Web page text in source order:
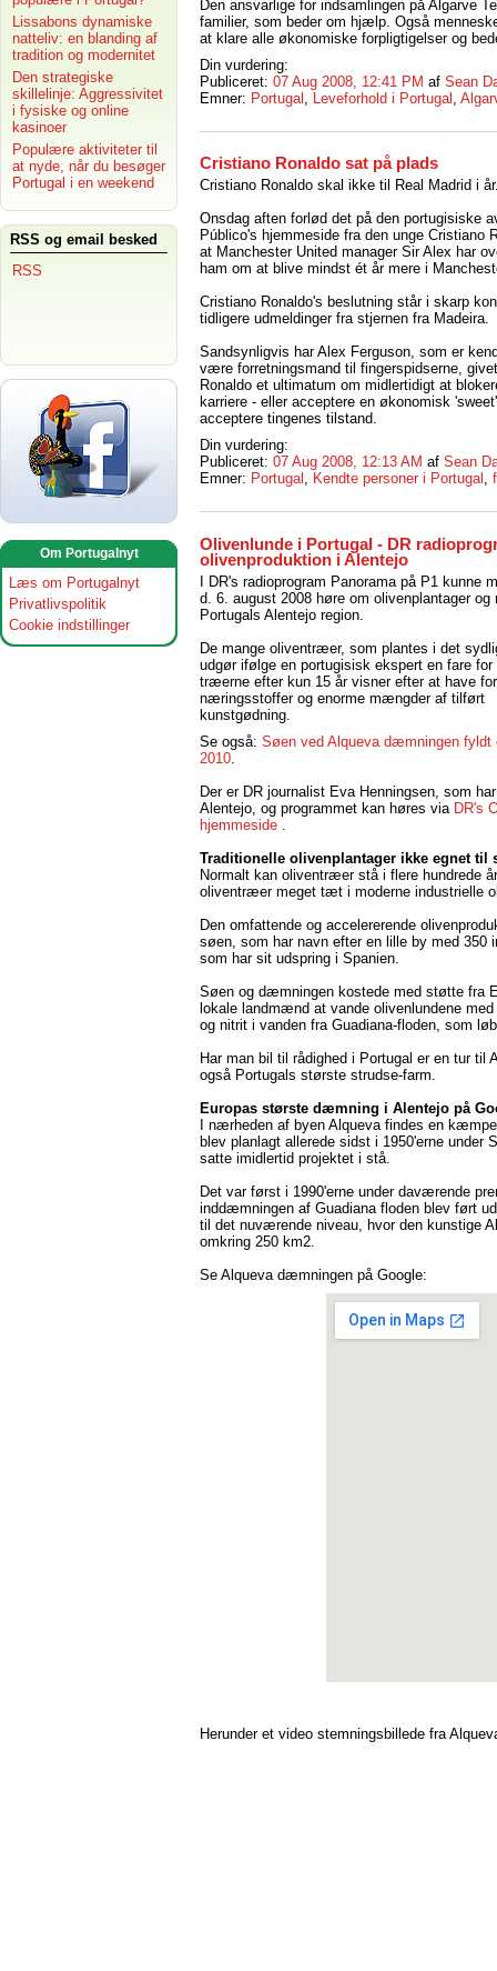
Lissabons dynamiske
natteliv: en blanding af
tradition og modernitet
Den strategiske
skillelinje: Aggressivitet
i fysiske og online
kasinoer
Populære aktiviteter til
at nyde, når du besøger
Portugal i en weekend
RSS og email besked
RSS
Om Portugalnyt
Læs om Portugalnyt
Privatlivspolitik
Cookie indstillinger
Den ansvarlige for indsamlingen på Algarve
familier, som beder om hjælp. Også
at klare alle økonomiske forpligtigelser og
Din vurdering:
Publiceret: 07 Aug 2008, 12:41 PM af Sean
Emner: Portugal , Leveforhold i Portugal ,
Cristiano Ronaldo sat på plads
Cristiano Ronaldo skal ikke til Real Madrid i
Onsdag aften forlød det på den portugisiske
Público's hjemmeside fra den unge Cristiano
at Manchester United manager Sir Alex har
ham om at blive mindst ét år mere i
Cristiano Ronaldo's beslutning står i skarp
tidligere udmeldinger fra stjernen fra Madeira.
Sandsynligvis har Alex Ferguson, som er
være forretningsmand til fingerspidserne,
Ronaldo et ultimatum om midlertidigt at
karriere - eller acceptere en økonomisk
acceptere tingenes tilstand.
Din vurdering:
Publiceret: 07 Aug 2008, 12:13 AM af Sean
Emner: Portugal , Kendte personer i Portugal ,
Olivenlunde i Portugal - DR
olivenproduktion i Alentejo
I DR's radioprogram Panorama på P1 kunne
d. 6. august 2008 høre om olivenplantager og
Portugals Alentejo region.
De mange oliventræer, som plantes i det
udgør ifølge en portugisisk ekspert en fare
træerne efter kun 15 år visner efter at have
næringsstoffer og enorme mængder af tilført
kunstgødning.
Se også: Søen ved Alqueva dæmningen fyldt
2010
Der er DR journalist Eva Henningsen, som
Alentejo, og programmet kan høres via DR's
hjemmeside
Traditionelle olivenplantager ikke egnet til
Normalt kan oliventræer stå i flere hundrede
oliventræer meget tæt i moderne industrielle
Den omfattende og accelererende
søen, som har navn efter en lille by med 350
som har sit udspring i Spanien.
Søen og dæmningen kostede med støtte fra
lokale landmænd at vande olivenlundene
og nitrit i vanden fra Guadiana-floden, som
Har man bil til rådighed i Portugal er en tur
også Portugals største strudse-farm.
Europas største dæmning i Alentejo på
I nærheden af byen Alqueva findes en
blev planlagt allerede sidst i 1950'erne under
satte imidlertid projektet i stå.
Det var først i 1990'erne under daværende
inddæmningen af Guadiana floden blev ført
til det nuværende niveau, hvor den kunstige
omkring 250 km2.
Se Alqueva dæmningen på Google:
Herunder et video stemningsbillede fra